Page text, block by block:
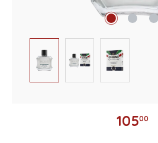
10500